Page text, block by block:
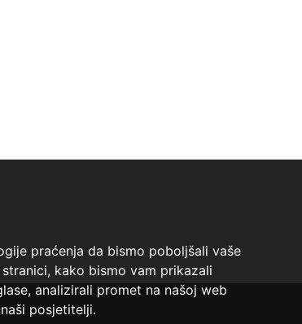
praćenja da bismo poboljšali vaše
kako bismo vam prikazali
analizirali promet na našoj web
posjetitelji.